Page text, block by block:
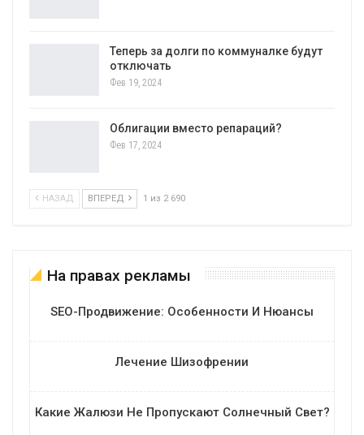
Теперь за долги по коммуналке будут
отключать
Фев 19, 2024
Облигации вместо репараций?
Фев 17, 2024
НАЗАД ВПЕРЕД 1 из 2 690
На правах рекламы
SEO-Продвижение: Особенности И Нюансы
Лечение Шизофрении
Какие Жалюзи Не Пропускают Солнечный Свет?